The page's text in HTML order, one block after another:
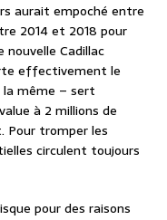
aurait empoché entre
2014 et 2018 pour
Cadillac
effectivement le
la même – sert
à 2 millions de
Pour tromper les
circulent toujours
pour des raisons